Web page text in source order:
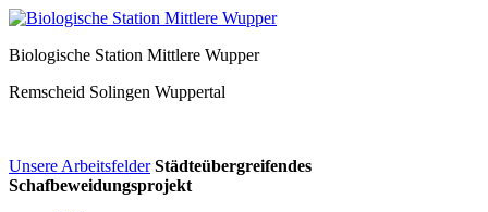
Biologische Station Mittlere Wupper
Remscheid Solingen Wuppertal
Unsere Arbeitsfelder Städteübergreifendes
Schafbeweidungsprojekt